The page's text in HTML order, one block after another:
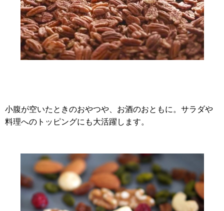
小腹が空いたときのおやつや、お酒のおともに。サラダや
料理へのトッピングにも大活躍します。